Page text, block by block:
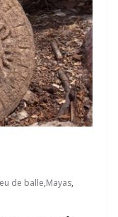
de balle,Mayas,